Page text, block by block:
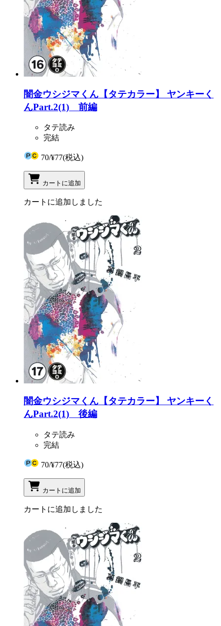
闇金ウシジマくん【タテカラー】 ヤンキーく
んPart.2(1) 前編
タテ読み
完結
70/¥77(税込)
カートに追加
カートに追加しました
闇金ウシジマくん【タテカラー】 ヤンキーく
んPart.2(1) 後編
タテ読み
完結
70/¥77(税込)
カートに追加
カートに追加しました